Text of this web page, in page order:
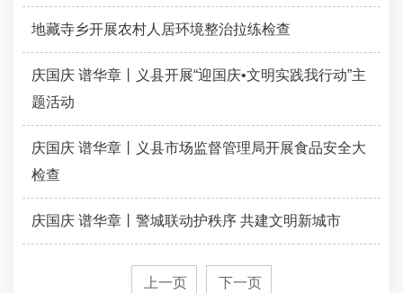
地藏寺乡开展农村人居环境整治拉练检查
庆国庆 谱华章丨义县开展“迎国庆•文明实践我行动”主
题活动
庆国庆 谱华章丨义县市场监督管理局开展食品安全大
检查
庆国庆 谱华章丨警城联动护秩序 共建文明新城市
上一页 下一页